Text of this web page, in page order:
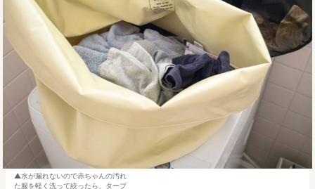
水が漏れないので赤ちゃんの汚れ
た服を軽く洗って絞ったら、タープ